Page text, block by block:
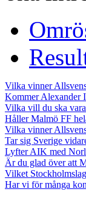
Vilka vinner
Kommer Alexander
Vilka vill du ska
Håller Malmö FF
Vilka vinner
Tar sig Sverige
Lyfter AIK med
Är du glad över att
Vilket
Har vi för många